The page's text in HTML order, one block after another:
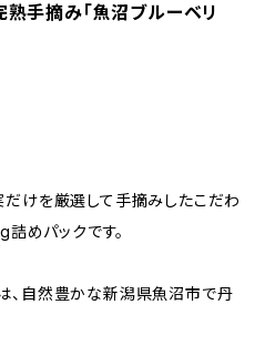
手摘み「魚沼ブルーベリ
けを厳選して手摘みしたこだわ
詰めパックです。
、自然豊かな新潟県魚沼市で丹